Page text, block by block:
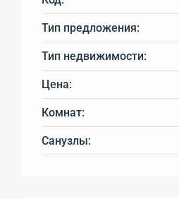
Тип предложения:
Тип недвижимости:
Цена:
Комнат:
Санузлы: